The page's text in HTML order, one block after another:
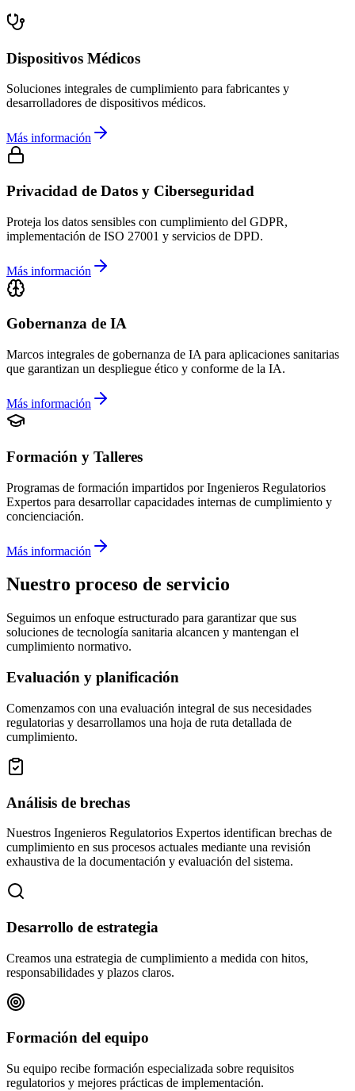
Dispositivos Médicos
Soluciones integrales de cumplimiento para fabricantes y
desarrolladores de dispositivos médicos.
Más información
Privacidad de Datos y Ciberseguridad
Proteja los datos sensibles con cumplimiento del GDPR,
implementación de ISO 27001 y servicios de DPD.
Más información
Gobernanza de IA
Marcos integrales de gobernanza de IA para aplicaciones sanitarias
que garantizan un despliegue ético y conforme de la IA.
Más información
Formación y Talleres
Programas de formación impartidos por Ingenieros Regulatorios
Expertos para desarrollar capacidades internas de cumplimiento y
concienciación.
Más información
Nuestro proceso de servicio
Seguimos un enfoque estructurado para garantizar que sus
soluciones de tecnología sanitaria alcancen y mantengan el
cumplimiento normativo.
Evaluación y planificación
Comenzamos con una evaluación integral de sus necesidades
regulatorias y desarrollamos una hoja de ruta detallada de
cumplimiento.
Análisis de brechas
Nuestros Ingenieros Regulatorios Expertos identifican brechas de
cumplimiento en sus procesos actuales mediante una revisión
exhaustiva de la documentación y evaluación del sistema.
Desarrollo de estrategia
Creamos una estrategia de cumplimiento a medida con hitos,
responsabilidades y plazos claros.
Formación del equipo
Su equipo recibe formación especializada sobre requisitos
regulatorios y mejores prácticas de implementación.